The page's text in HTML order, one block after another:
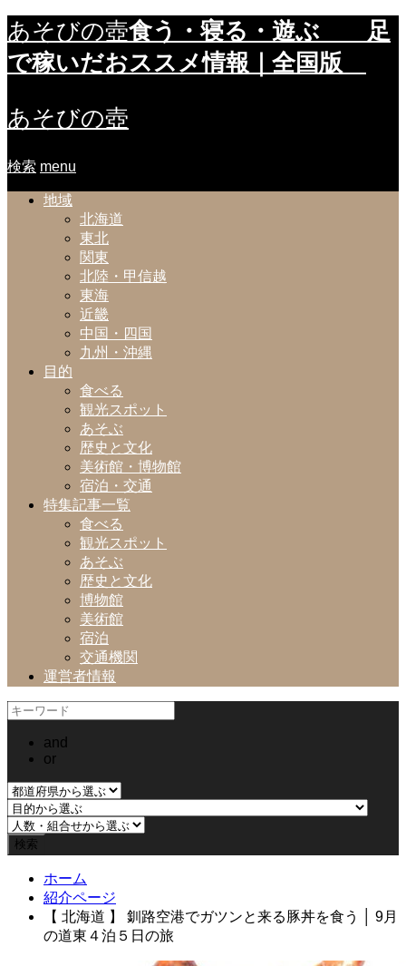
あそびの壺食う・寝る・遊ぶ 足
で稼いだおススメ情報｜全国版
あそびの壺
検索 menu
地域
北海道
東北
関東
北陸・甲信越
東海
近畿
中国・四国
九州・沖縄
目的
食べる
観光スポット
あそぶ
歴史と文化
美術館・博物館
宿泊・交通
特集記事一覧
食べる
観光スポット
あそぶ
歴史と文化
博物館
美術館
宿泊
交通機関
運営者情報
and
or
ホーム
紹介ページ
【 北海道 】 釧路空港でガツンと来る豚丼を食う │ 9月
の道東４泊５日の旅